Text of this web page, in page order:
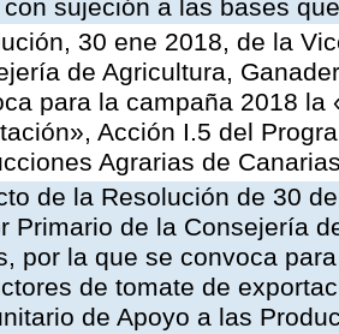
con sujeción a las bases
30 ene 2018, de la
de Agricultura,
para la campaña 2018
Acción I.5 del
Agrarias de
de la Resolución de 30
Primario de la Consejería
por la que se convoca
de tomate de
de Apoyo a las